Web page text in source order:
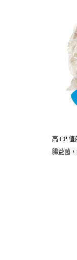
高 CP
腸益菌